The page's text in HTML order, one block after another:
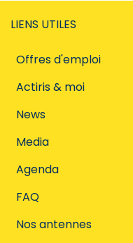
LIENS UTILES
Offres d'emploi
Actiris & moi
News
Media
Agenda
FAQ
Nos antennes